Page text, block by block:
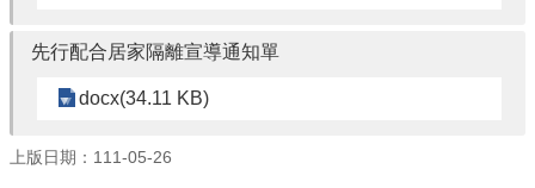
網
資
先行配合居家隔離宣導通知單
docx(34.11 KB)
上版日期：111-05-26